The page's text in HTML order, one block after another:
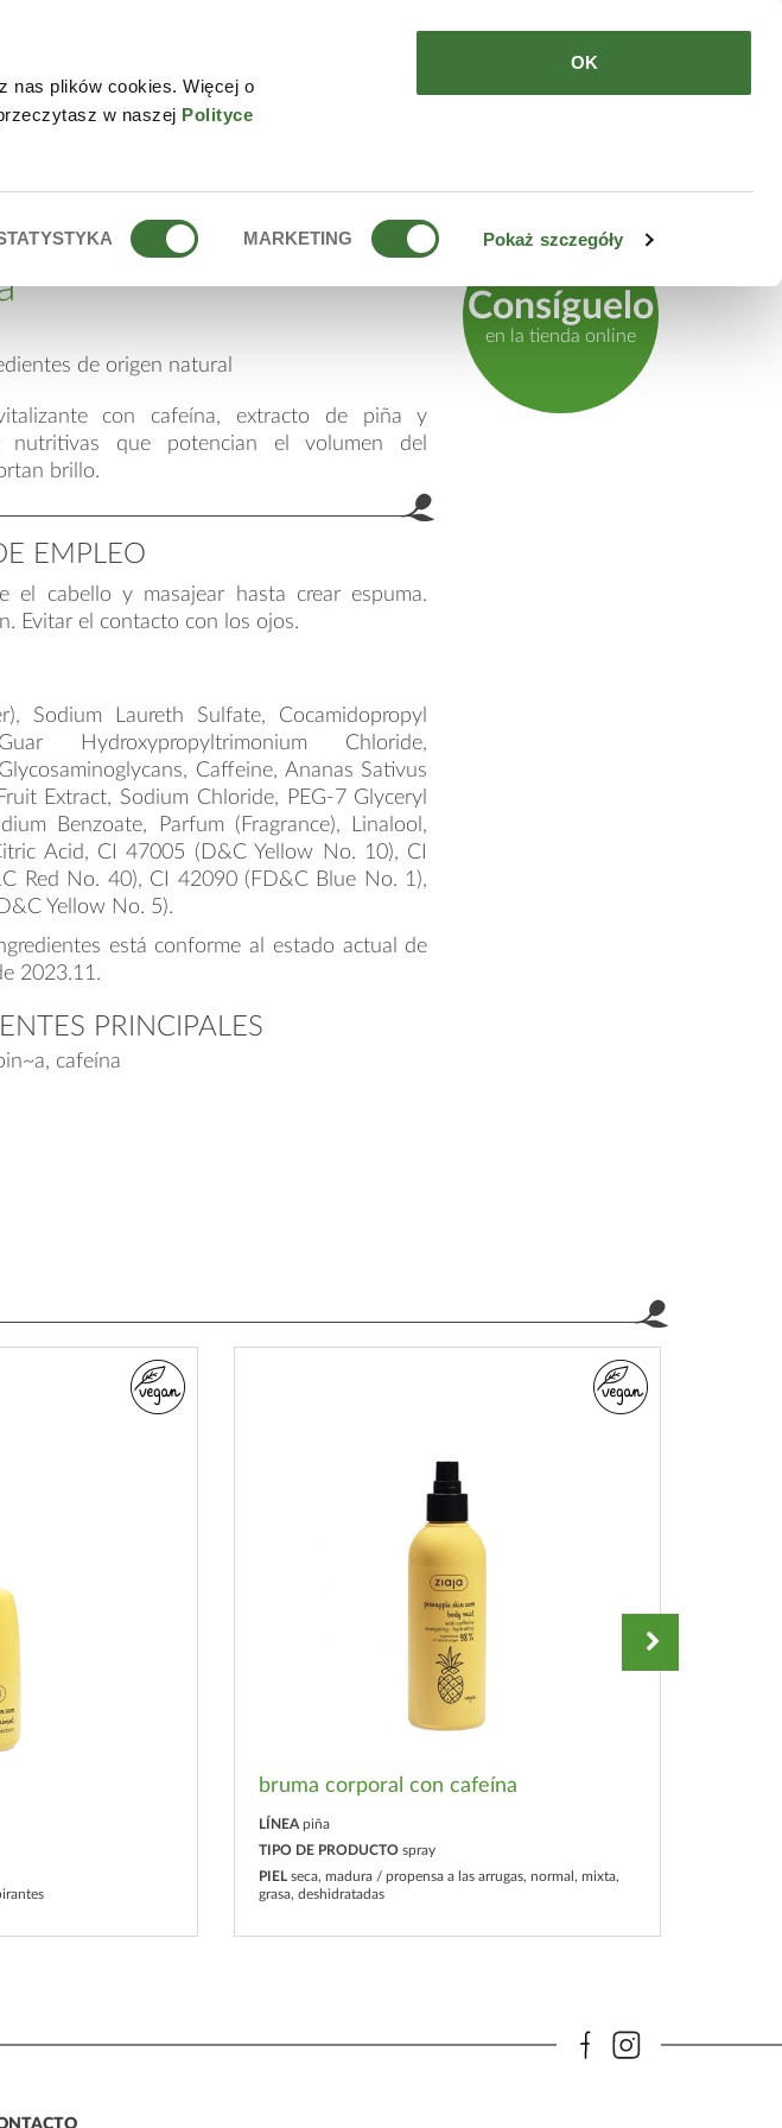
nas plików cookies. Więcej o
w naszej Polityce
MARKETING Pokaż szczegóły
OK
revitalizante con
de origen natural
con cafeína, extracto de piña y
nutritivas que potencian el volumen del
brillo.
EMPLEO
el cabello y masajear hasta crear espuma.
Evitar el contacto con los ojos.
Sodium Laureth Sulfate, Cocamidopropyl
Hydroxypropyltrimonium Chloride,
Caffeine, Ananas Sativus
Extract, Sodium Chloride, PEG-7 Glyceryl
Benzoate, Parfum (Fragrance), Linalool,
Acid, CI 47005 (D&C Yellow No. 10), CI
Red No. 40), CI 42090 (FD&C Blue No. 1),
Yellow No. 5).
está conforme al estado actual de
2023.11.
PRINCIPALES
cafeína
Consíguelo
en la tienda online
bruma corporal con cafeína
LÍNEA piña
TIPO DE PRODUCTO spray
PIEL seca, madura / propensa a las arrugas, normal, mixta,
grasa, deshidratadas